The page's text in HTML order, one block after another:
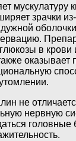
мускулатуру
зрачки
в крови
оказывает
не
нервную
головные